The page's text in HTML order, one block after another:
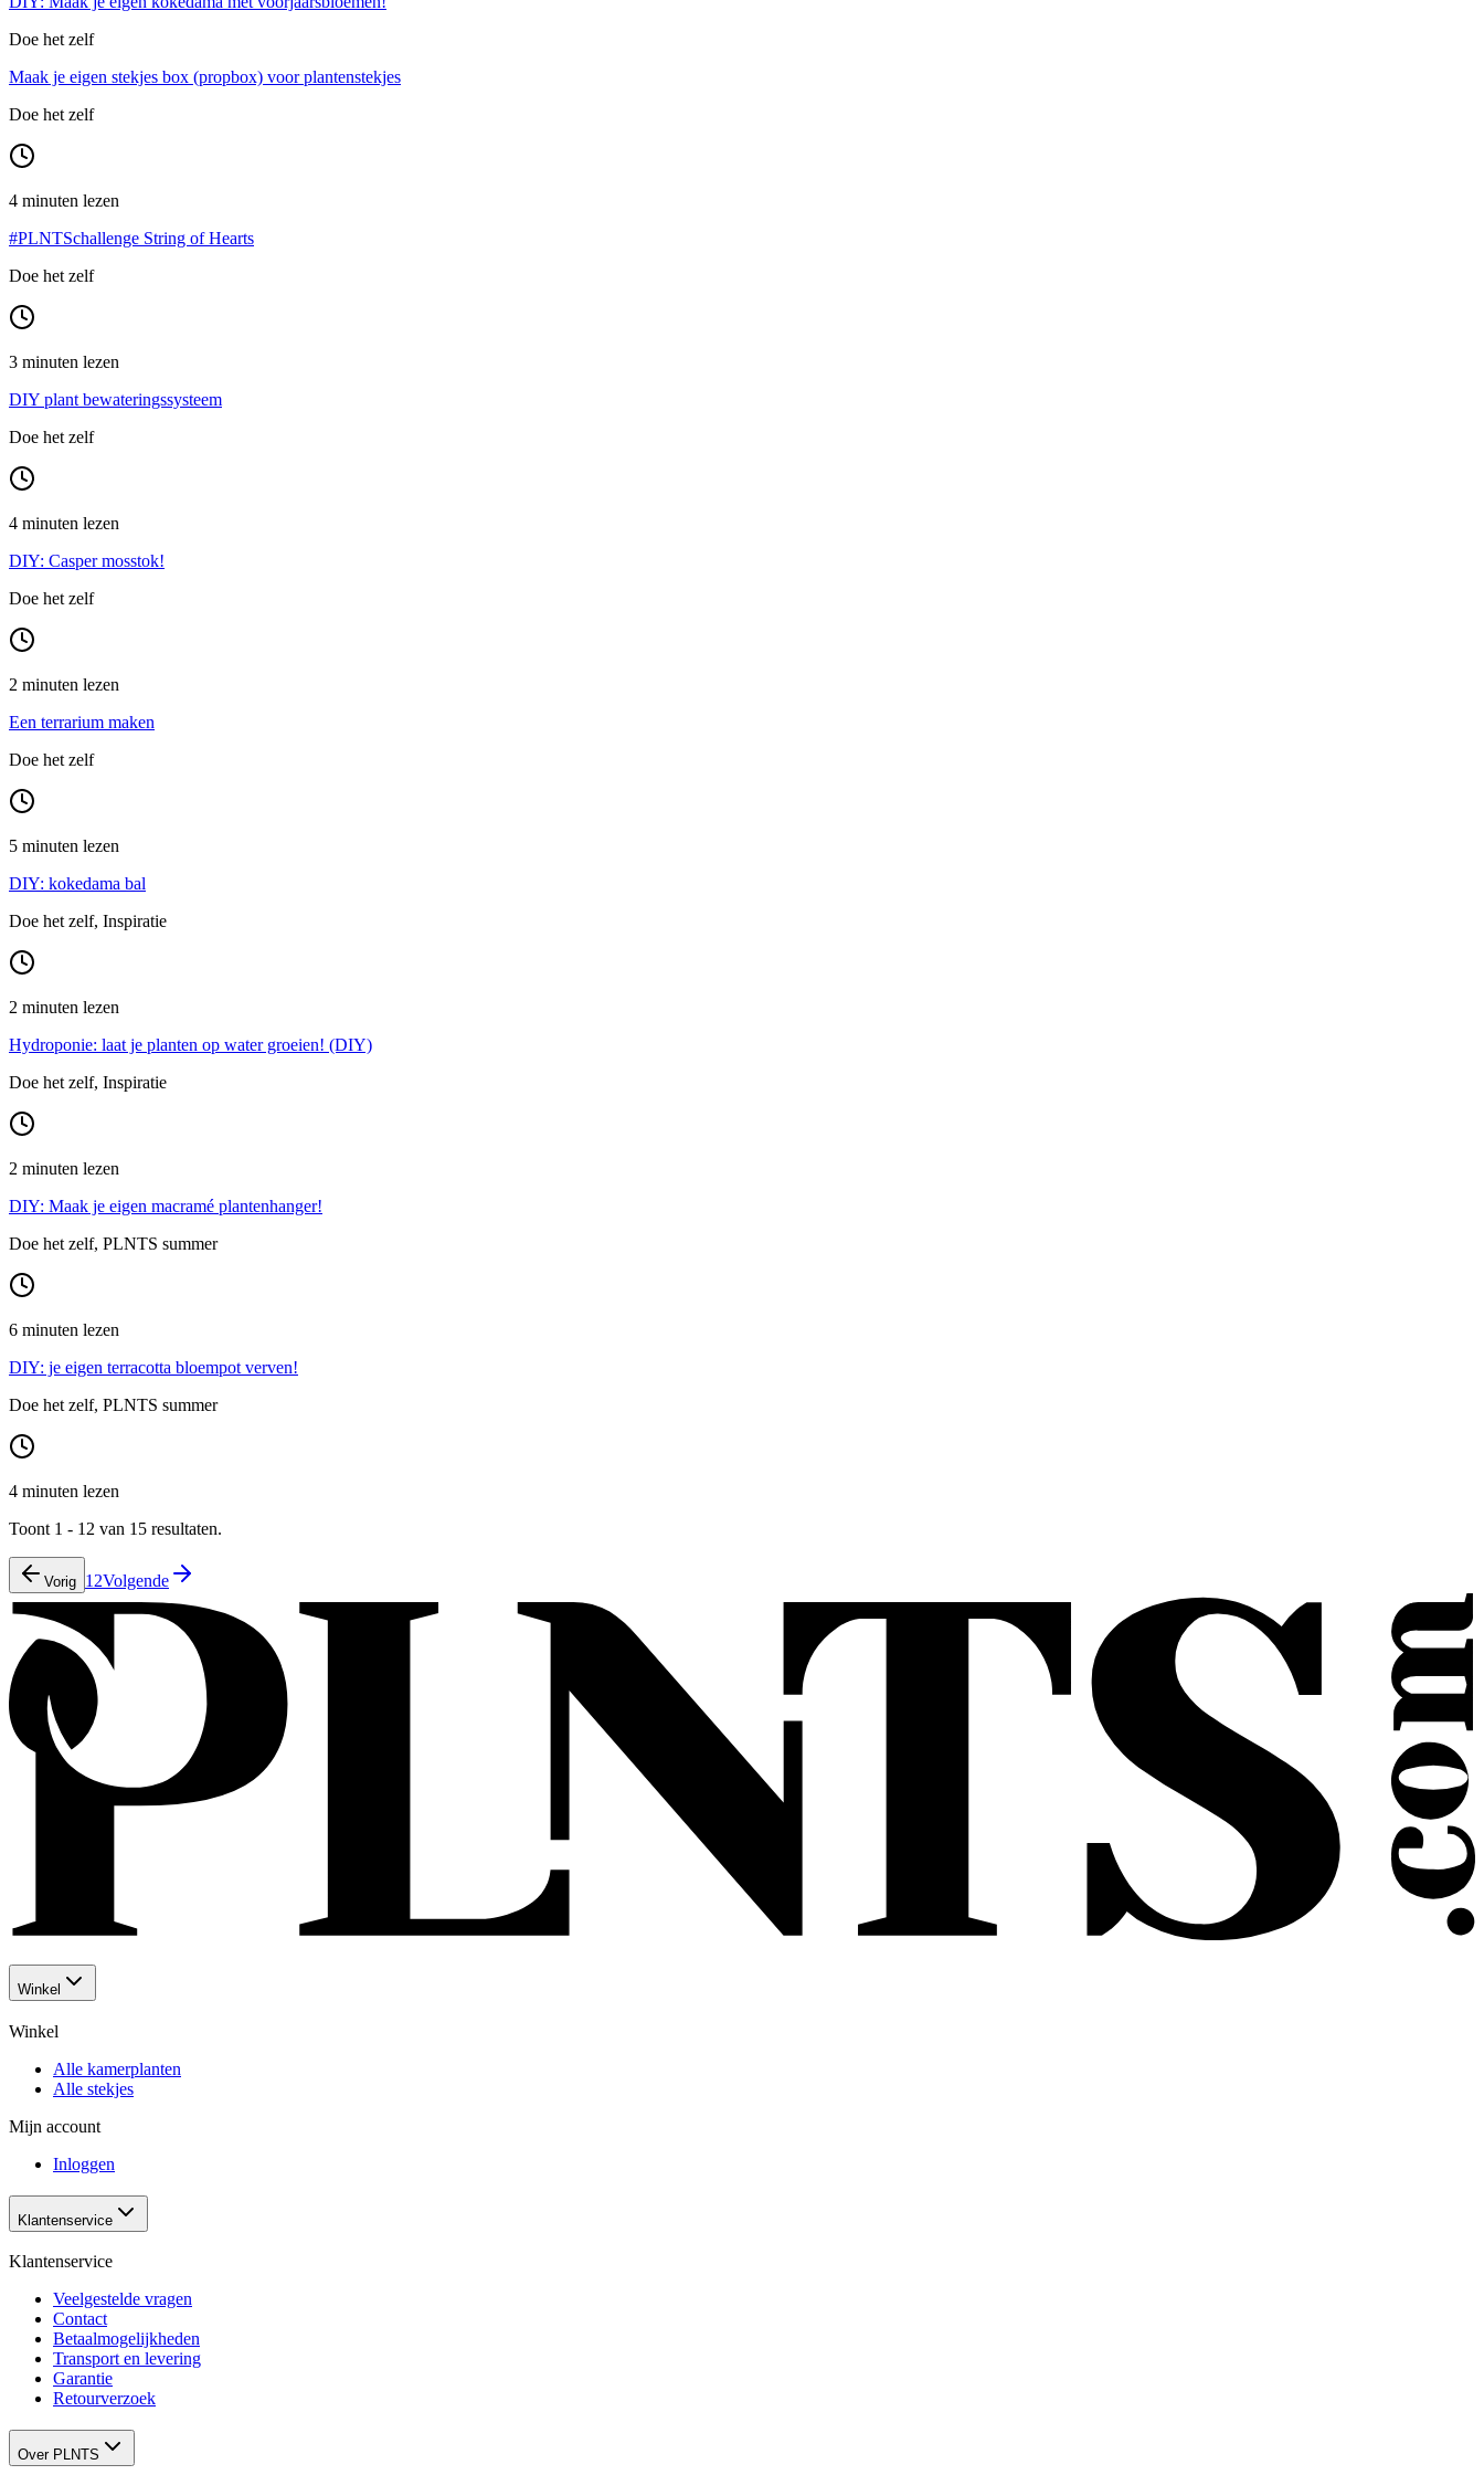
Doe het zelf
Maak je eigen stekjes box (propbox) voor plantenstekjes
Doe het zelf
4 minuten lezen
#PLNTSchallenge String of Hearts
Doe het zelf
3 minuten lezen
DIY plant bewateringssysteem
Doe het zelf
4 minuten lezen
DIY: Casper mosstok!
Doe het zelf
2 minuten lezen
Een terrarium maken
Doe het zelf
5 minuten lezen
DIY: kokedama bal
Doe het zelf, Inspiratie
2 minuten lezen
Hydroponie: laat je planten op water groeien! (DIY)
Doe het zelf, Inspiratie
2 minuten lezen
DIY: Maak je eigen macramé plantenhanger!
Doe het zelf, PLNTS summer
6 minuten lezen
DIY: je eigen terracotta bloempot verven!
Doe het zelf, PLNTS summer
4 minuten lezen
Toont 1 - 12 van 15 resultaten.
Vorig 1 2Volgende
Winkel
Winkel
Alle kamerplanten
Alle stekjes
Mijn account
Inloggen
Klantenservice
Klantenservice
Veelgestelde vragen
Contact
Betaalmogelijkheden
Transport en levering
Garantie
Retourverzoek
Over PLNTS